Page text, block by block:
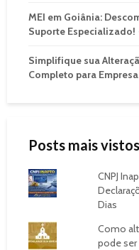
MEI em Goiânia:
Suporte Especializado!
Simplifique sua
Completo para
Posts mais vistos
CNPJ
Dias
Como
pode ser